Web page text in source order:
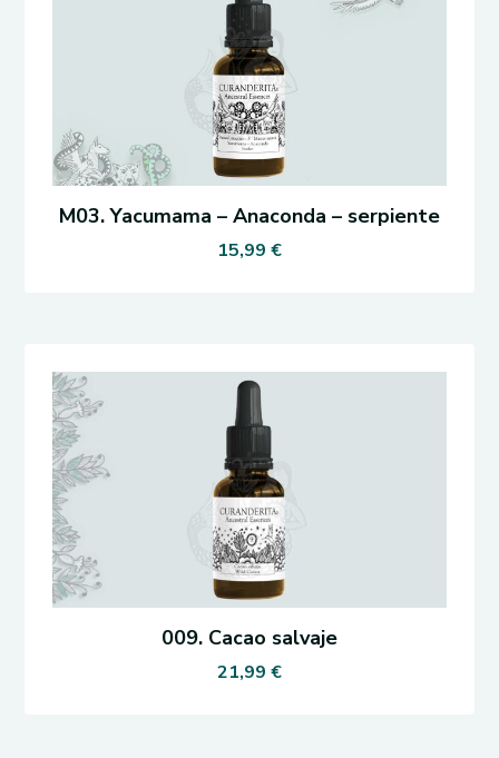
M03. Yacumama – Anaconda – serpiente
15,99 €
009. Cacao salvaje
21,99 €